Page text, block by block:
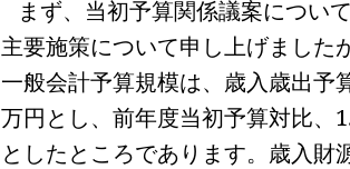
まず、当初予算関係議案につい
主要施策について申し上げました
一般会計予算規模は、歳入歳出予
万円とし、前年度当初予算対比、
としたところであります。歳入財